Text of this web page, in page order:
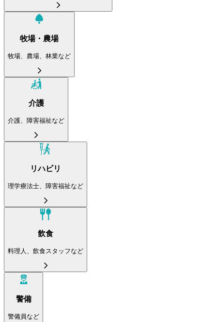
牧場・農場
牧場、農場、林業など
介護
介護、障害福祉など
リハビリ
理学療法士、障害福祉など
飲食
料理人、飲食スタッフなど
警備
警備員など